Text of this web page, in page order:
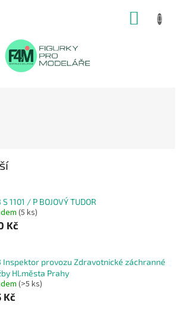
S 1101 / P BOJOVÝ TUDOR
(5 ks)
Kč
Inspektor provozu Zdravotnické záchranné
Hl.města Prahy
(>5 ks)
Kč